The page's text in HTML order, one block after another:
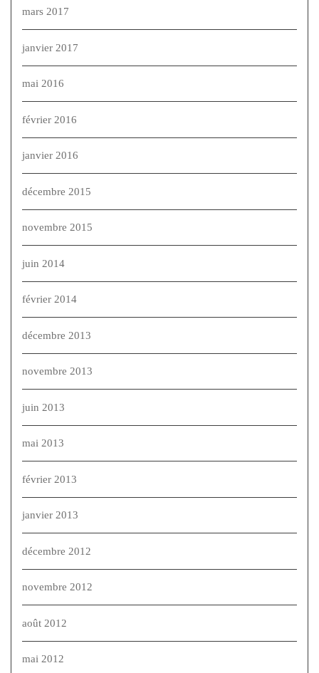
mars 2017
janvier 2017
mai 2016
février 2016
janvier 2016
décembre 2015
novembre 2015
juin 2014
février 2014
décembre 2013
novembre 2013
juin 2013
mai 2013
février 2013
janvier 2013
décembre 2012
novembre 2012
août 2012
mai 2012